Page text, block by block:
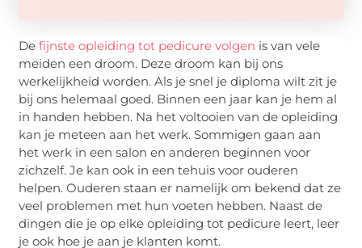
Defijnste opleiding tot pedicure volgen is van vele
meiden een droom. Deze droom kan bij ons
werkelijkheid worden. Als je snel je diploma wilt zit je
bij ons helemaal goed. Binnen een jaar kan je hem al
in handen hebben. Na het voltooien van de opleiding
kan je meteen aan het werk. Sommigen gaan aan
het werk in een salon en anderen beginnen voor
zichzelf. Je kan ook in een tehuis voor ouderen
helpen. Ouderen staan er namelijk om bekend dat ze
veel problemen met hun voeten hebben. Naast de
dingen die je op elke opleiding tot pedicure leert, leer
je ook hoe je aan je klanten komt.